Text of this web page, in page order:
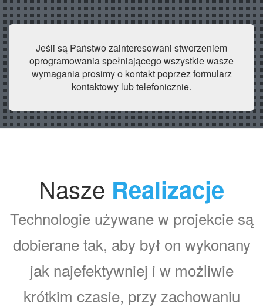
Jeśli są Państwo zainteresowani stworzeniem
oprogramowania spełniającego wszystkie wasze
wymagania prosimy o kontakt poprzez formularz
kontaktowy lub telefonicznie.
Nasze Realizacje
Technologie używane w projekcie są
dobierane tak, aby był on wykonany
jak najefektywniej i w możliwie
krótkim czasie, przy zachowaniu